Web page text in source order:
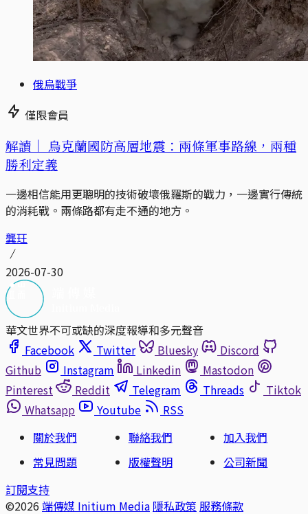
俄烏戰爭
僅限會員
解讀｜ 烏克蘭國防高層地震：兩條軍事路線，兩種
勝利定義
一邊相信能用更聰明的技術破壞俄羅斯的戰力，一邊實行傳統
的消耗戰。兩條路都有走不通的地方。
龔玨
2026-07-30
華文世界不可或缺的深度報導和多元聲音
Facebook
Twitter Bluesky
Discord
Github
Instagram Linkedin
Mastodon
Pinterest
Reddit Telegram Threads
Tiktok
Whatsapp
Youtube
RSS
關於我們
聯絡我們
加入我們
常見問題
版權聲明
公司新聞
訂閱支持
©2026 端傳媒 Initium Media 隱私政策 服務條款